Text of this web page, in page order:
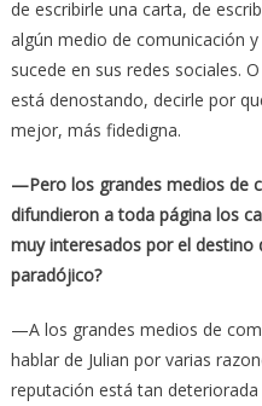
de escribirle una carta, de
algún medio de comunicación
sucede en sus redes sociales.
está denostando, decirle por
mejor, más fidedigna.
—Pero los grandes medios de
difundieron a toda página los
muy interesados por el destino
paradójico?
—A los grandes medios de
hablar de Julian por varias
reputación está tan